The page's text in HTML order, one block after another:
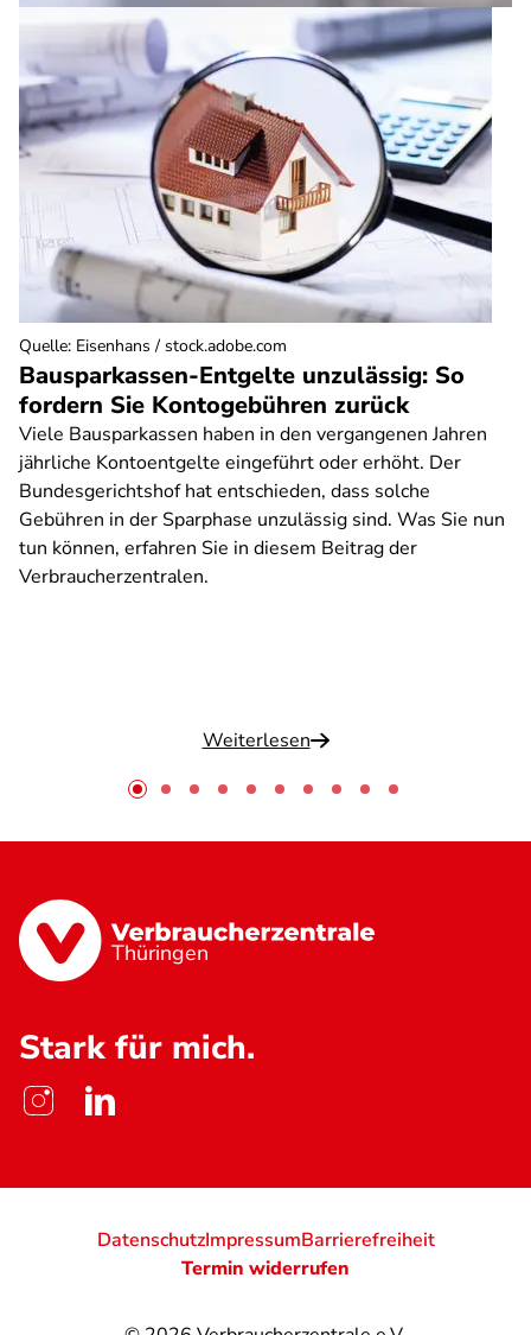
Bausparkassen-Entgelte unzulässig: So
fordern Sie Kontogebühren zurück
Viele Bausparkassen haben in den vergangenen Jahren
jährliche Kontoentgelte eingeführt oder erhöht. Der
Bundesgerichtshof hat entschieden, dass solche
Gebühren in der Sparphase unzulässig sind. Was Sie nun
tun können, erfahren Sie in diesem Beitrag der
Verbraucherzentralen.
Weiterlesen
Quelle: Eisenhans / stock.adobe.com
Thüringen
Stark für mich.
DatenschutzImpressumBarrierefreiheit
Termin widerrufen